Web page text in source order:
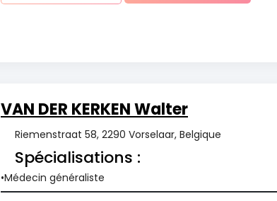
VAN DER KERKEN Walter
Riemenstraat 58, 2290 Vorselaar, Belgique
Spécialisations :
Médecin généraliste